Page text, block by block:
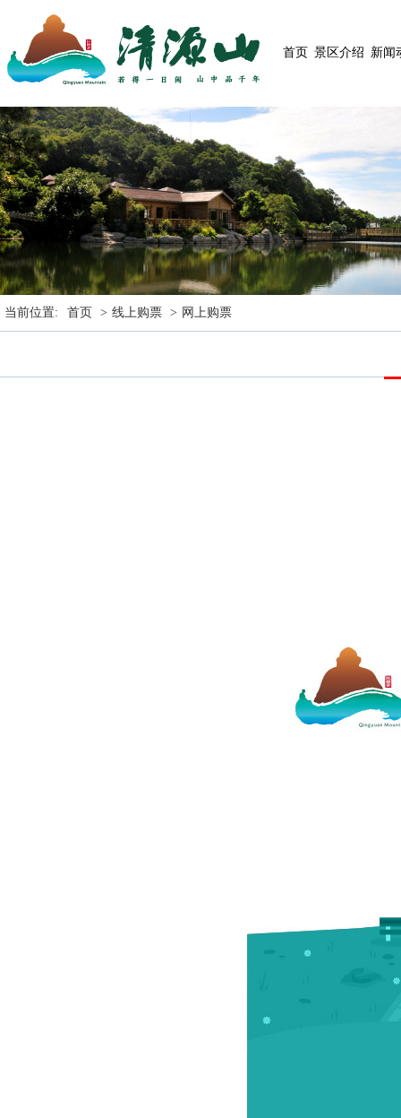
首页 景区介绍 新闻
当前位置: 首页 > 线上购票 > 网上购票